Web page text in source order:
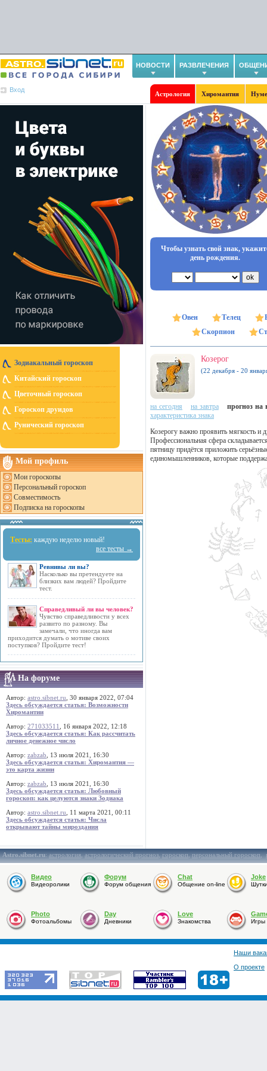
НОВОСТИ РАЗВЛЕЧЕНИЯ
Вход
Астрология Хиромантия
Зодиакальный гороскоп
Китайский гороскоп
Цветочный гороскоп
Гороскоп друидов
Рунический гороскоп
Мой профиль
Мои гороскопы
Персональный гороскоп
Совместимость
Подписка на гороскопы
Тесты: каждую неделю новый!
все тесты →
Ревнивы ли вы?
Насколько вы претендуете на
близких вам людей? Пройдите
тест.
Справедливый ли вы человек?
Чувство справедливости у всех
развито по разному. Вы
замечали, что иногда вам
приходится думать о мотиве своих
поступков? Пройдите тест!
На форуме
Автор: astro.sibnet.ru , 30 января 2022, 07:04
Здесь обсуждается статья: Возможности
Хиромантии
Автор: 271033511
, 16 января 2022, 12:18
Здесь обсуждается статья: Как рассчитать
личное денежное число
Автор: zabzab , 13 июля 2021, 16:30
Здесь обсуждается статья: Хиромантия —
это карта жизни
Автор: zabzab , 13 июля 2021, 16:30
Здесь обсуждается статья: Любовный
гороскоп: как целуются знаки Зодиака
Автор: astro.sibnet.ru , 11 марта 2021, 00:11
Здесь обсуждается статья: Числа
открывают тайны мироздания
Чтобы узнать свой знак,
день рождения.
Овен Телец
Скорпион
Козерог
(22 декабря - 20
на сегодня на завтра
прогноз на
характеристика знака
Козерогу важно проявить мягкость и
Профессиональная сфера
пятницу придётся приложить
единомышленников, которые
Astro.sibnet.ru:астрология,астрологический прогноз,гороскоп,персональный гороскоп,
Видео
Видеоролики
Форум
Форум общения
Chat
Общение on-line
Joke
Photo
Фотоальбомы
Day
Дневники
Love
Знакомства Игры
Наши
О проекте